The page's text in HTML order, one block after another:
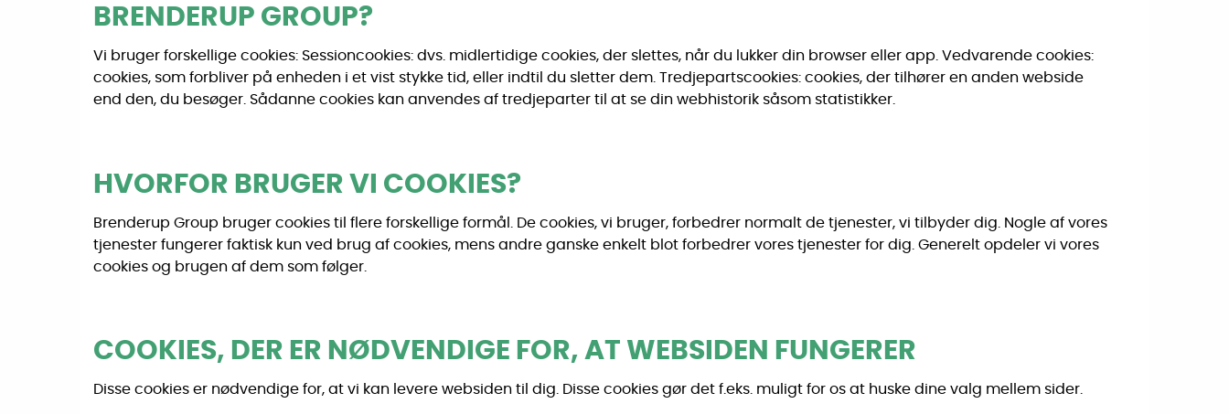
BRENDERUP GROUP?
Vi bruger forskellige cookies: Sessioncookies: dvs. midlertidige cookies, der slettes, når du lukker din browser eller app. Vedvarende cookies:
cookies, som forbliver på enheden i et vist stykke tid, eller indtil du sletter dem. Tredjepartscookies: cookies, der tilhører en anden webside
end den, du besøger. Sådanne cookies kan anvendes af tredjeparter til at se din webhistorik såsom statistikker.
HVORFOR BRUGER VI COOKIES?
Brenderup Group bruger cookies til flere forskellige formål. De cookies, vi bruger, forbedrer normalt de tjenester, vi tilbyder dig. Nogle af vores
tjenester fungerer faktisk kun ved brug af cookies, mens andre ganske enkelt blot forbedrer vores tjenester for dig. Generelt opdeler vi vores
cookies og brugen af dem som følger.
COOKIES, DER ER NØDVENDIGE FOR, AT WEBSIDEN FUNGERER
Disse cookies er nødvendige for, at vi kan levere websiden til dig. Disse cookies gør det f.eks. muligt for os at huske dine valg mellem sider.